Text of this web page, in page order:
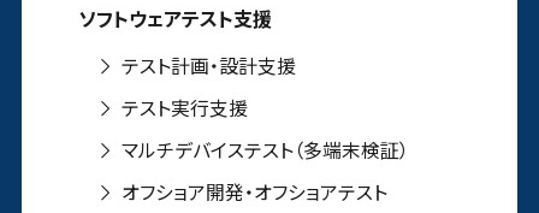
ソフトウェアテスト支援
テスト計画・設計支援
テスト実行支援
マルチデバイステスト（多端末検証）
オフショア開発・オフショアテスト